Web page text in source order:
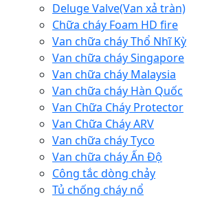
Deluge Valve(Van xả tràn)
Chữa cháy Foam HD fire
Van chữa cháy Thổ Nhĩ Kỳ
Van chữa cháy Singapore
Van chữa cháy Malaysia
Van chữa cháy Hàn Quốc
Van Chữa Cháy Protector
Van Chữa Cháy ARV
Van chữa cháy Tyco
Van chữa cháy Ấn Độ
Công tắc dòng chảy
Tủ chống cháy nổ